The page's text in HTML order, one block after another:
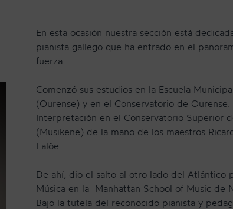
En esta ocasión nuestra sección está
pianista gallego que ha entrado en el
fuerza.
Comenzó sus estudios en la Escuela
(Ourense) y en el Conservatorio de
Interpretación en el Conservatorio Superior
(Musikene) de la mano de los maestros
Lalöe.
De ahí, dio el salto al otro lado del Atlántico
Música en la Manhattan School of Music de
Bajo la tutela del reconocido pianista y